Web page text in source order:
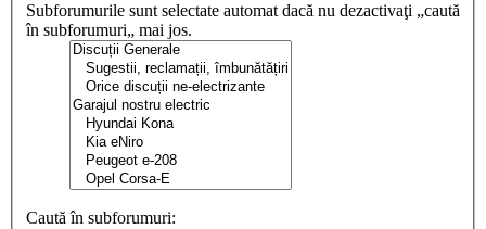
Subforumurile sunt selectate automat dacă nu dezactivaţi „caută
în subforumuri„ mai jos.
Caută în subforumuri: